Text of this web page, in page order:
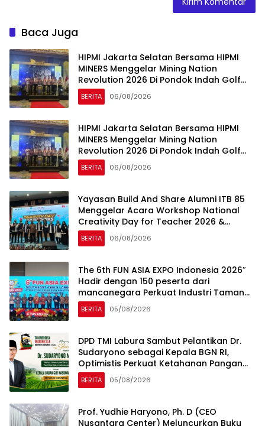
Baca Juga
HIPMI Jakarta Selatan Bersama HIPMI
MINERS Menggelar Mining Nation
Revolution 2026 Di Pondok Indah Golf
Jakarta
BERITA 06/08/2026
HIPMI Jakarta Selatan Bersama HIPMI
MINERS Menggelar Mining Nation
Revolution 2026 Di Pondok Indah Golf
Jakarta
BERITA 06/08/2026
Yayasan Build And Share Alumni ITB 85
Menggelar Acara Workshop National
Creativity Day for Teacher 2026 &
Dibuka Resmi Pramono Anung (Gubernur
DKI Jakarta)
BERITA 06/08/2026
The 6th FUN ASIA EXPO Indonesia 2026″
Hadir dengan 150 peserta dari
mancanegara Perkuat Industri Taman
Rekreasi dan Ekosistem Pariwisata di
Tanah Air
BERITA 05/08/2026
DPD TMI Labura Sambut Pelantikan Dr.
Sudaryono sebagai Kepala BGN RI,
Optimistis Perkuat Ketahanan Pangan
dan Gizi Nasional
BERITA 05/08/2026
Prof. Yudhie Haryono, Ph. D (CEO
Nusantara Center) Meluncurkan Buku